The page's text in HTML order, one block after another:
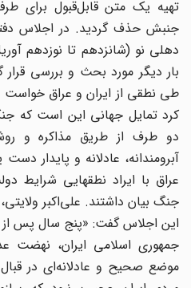
تهیه یک متن قابل‌قبول برای
جنبش حذف گردید. در اجلاس دفتر
بار دیگر مورد بحث و بررسی قرار
طی نطقی از ایران و عراق ‌خواست
کرد تمایل جهانی این است که
دو طرف از طریق مذاکره و
آبرومندانه، عادلانه و پایدار دست
عراق با ایراد نطقهایی شرایط
جنگ بیان داشتند. علی‌اکبر ولایتی،
این اجلاس گفت: «پنج سال پس از
جمهوری اسلامی ایران، نهضت
موضع صحیح و عادلانه‌ای در قبال